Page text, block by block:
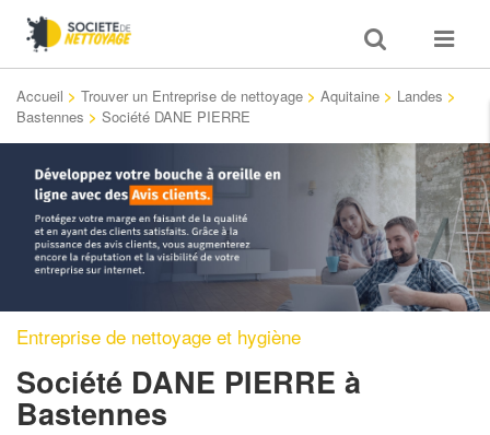
Toggle
search
Toggle
Accueil > Trouver un Entreprise de nettoyage > Aquitaine > Landes >
Bastennes > Société DANE PIERRE
Entreprise de nettoyage et hygiène
Société DANE PIERRE à
Bastennes